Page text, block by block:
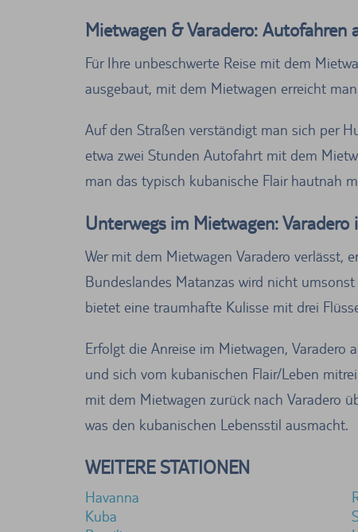
Mietwagen & Varadero: Autofahren
Für Ihre unbeschwerte Reise mit dem
ausgebaut, mit dem Mietwagen erreicht
Auf den Straßen verständigt man sich per
etwa zwei Stunden Autofahrt mit dem
man das typisch kubanische Flair hautnah
Unterwegs im Mietwagen: Varadero
Wer mit dem Mietwagen Varadero verlässt,
Bundeslandes Matanzas wird nicht
bietet eine traumhafte Kulisse mit drei
Erfolgt die Anreise im Mietwagen, Varadero
und sich vom kubanischen Flair/Leben
mit dem Mietwagen zurück nach Varadero
was den kubanischen Lebensstil ausmacht.
WEITERE STATIONEN
Havanna
Kuba